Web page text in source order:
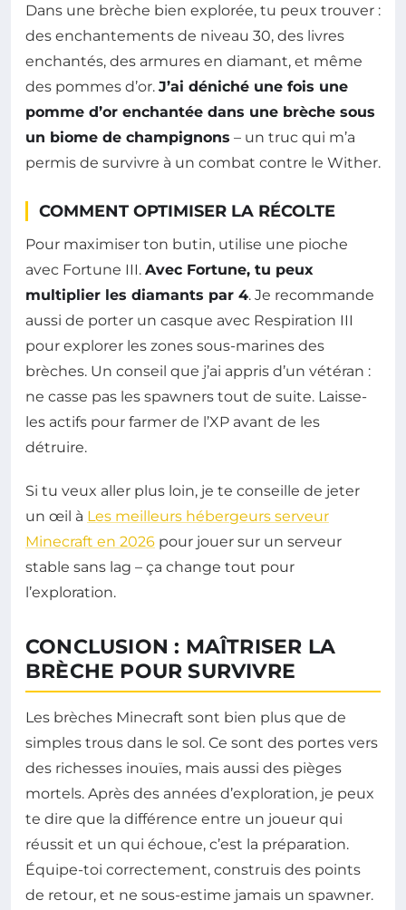
Dans une brèche bien explorée, tu peux trouver :
des enchantements de niveau 30, des livres
enchantés, des armures en diamant, et même
des pommes d’or. J’ai déniché une fois une
pomme d’or enchantée dans une brèche sous
un biome de champignons – un truc qui m’a
permis de survivre à un combat contre le Wither.
COMMENT OPTIMISER LA RÉCOLTE
Pour maximiser ton butin, utilise une pioche
avec Fortune III. Avec Fortune, tu peux
multiplier les diamants par 4. Je recommande
aussi de porter un casque avec Respiration III
pour explorer les zones sous-marines des
brèches. Un conseil que j’ai appris d’un vétéran :
ne casse pas les spawners tout de suite. Laisse-
les actifs pour farmer de l’XP avant de les
détruire.
Si tu veux aller plus loin, je te conseille de jeter
un œil à Les meilleurs hébergeurs serveur
Minecraft en 2026 pour jouer sur un serveur
stable sans lag – ça change tout pour
l’exploration.
CONCLUSION : MAÎTRISER LA
BRÈCHE POUR SURVIVRE
Les brèches Minecraft sont bien plus que de
simples trous dans le sol. Ce sont des portes vers
des richesses inouïes, mais aussi des pièges
mortels. Après des années d’exploration, je peux
te dire que la différence entre un joueur qui
réussit et un qui échoue, c’est la préparation.
Équipe-toi correctement, construis des points
de retour, et ne sous-estime jamais un spawner.